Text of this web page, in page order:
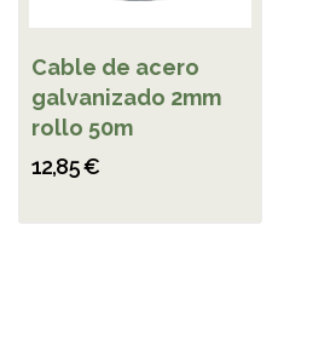
Cable de acero
galvanizado 2mm
rollo 50m
12,85 €